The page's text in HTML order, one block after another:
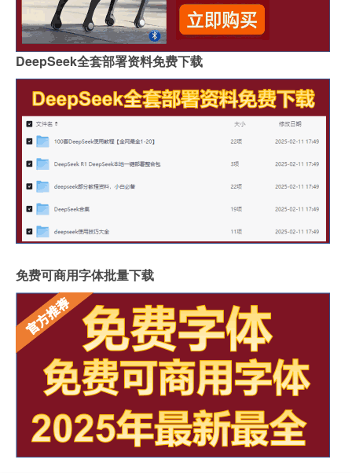
DeepSeek全套部署资料免费下载
免费可商用字体批量下载